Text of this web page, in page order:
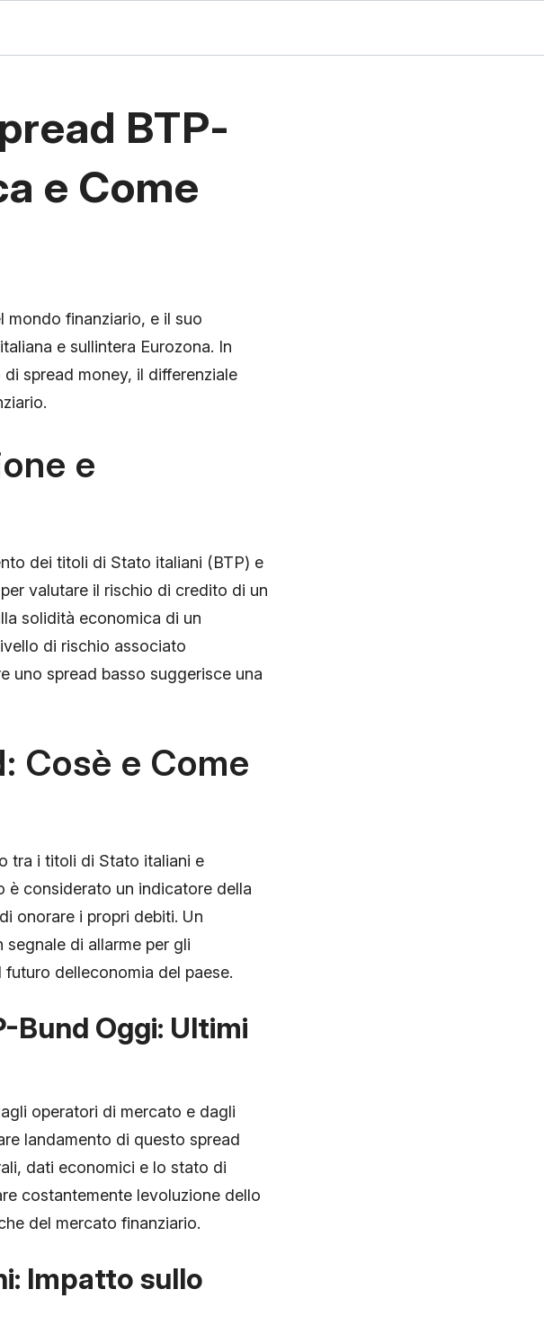
BTP-
e Come
mondo finanziario, e il suo
e sullintera Eurozona. In
spread money, il differenziale
e
dei titoli di Stato italiani (BTP) e
valutare il rischio di credito di un
solidità economica di un
di rischio associato
uno spread basso suggerisce una
Cosè e Come
tra i titoli di Stato italiani e
è considerato un indicatore della
onorare i propri debiti. Un
di allarme per gli
delleconomia del paese.
Bund Oggi: Ultimi
operatori di mercato e dagli
landamento di questo spread
dati economici e lo stato di
costantemente levoluzione dello
del mercato finanziario.
Impatto sullo